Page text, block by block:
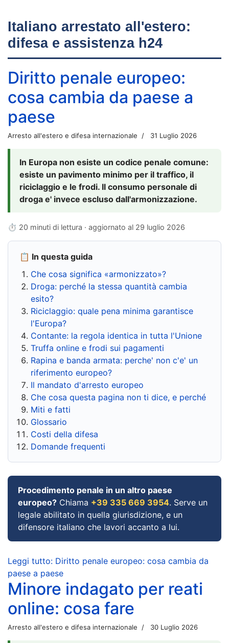
Italiano arrestato all'estero:
difesa e assistenza h24
Diritto penale europeo:
cosa cambia da paese a
paese
Arresto all'estero e difesa internazionale 31 Luglio 2026
In Europa non esiste un codice penale comune:
esiste un pavimento minimo per il traffico, il
riciclaggio e le frodi. Il consumo personale di
droga e' invece escluso dall'armonizzazione.
⏱ 20 minuti di lettura · aggiornato al 29 luglio 2026
📋 In questa guida
Che cosa significa «armonizzato»?
Droga: perché la stessa quantità cambia
esito?
Riciclaggio: quale pena minima garantisce
l'Europa?
Contante: la regola identica in tutta l'Unione
Truffa online e frodi sui pagamenti
Rapina e banda armata: perche' non c'e' un
riferimento europeo?
Il mandato d'arresto europeo
Che cosa questa pagina non ti dice, e perché
Miti e fatti
Glossario
Costi della difesa
Domande frequenti
Procedimento penale in un altro paese
europeo? Chiama +39 335 669 3954. Serve un
legale abilitato in quella giurisdizione, e un
difensore italiano che lavori accanto a lui.
Leggi tutto: Diritto penale europeo: cosa cambia da
paese a paese
Minore indagato per reati
online: cosa fare
Arresto all'estero e difesa internazionale 30 Luglio 2026